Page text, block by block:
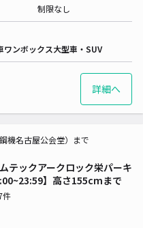
制限なし
ワンボックス大型車・SUV
詳細へ
テックアークロック栄パーキ
】高さ155cmまで
機名古屋公会堂）まで
件